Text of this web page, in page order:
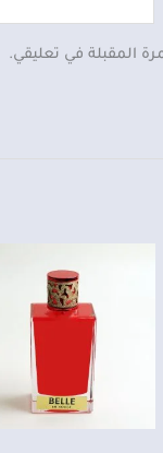
المقبلة في تعليقي.